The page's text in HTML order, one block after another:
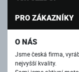
PRO ZÁKAZNÍKY
O NÁS
Jsme česká firma,
nejvyšší kvality.